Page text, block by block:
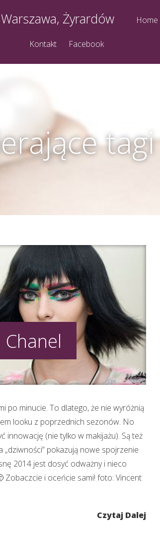
Żyrardów Home
Kontakt Facebook
po minucie. To dlatego, że nie wyróżnią
looku z poprzednich sezonów. No
innowację (nie tylko w makijażu). Są też
pokazują nowe spojrzenie
2014 jest dosyć odważny i nieco
Zobaczcie i oceńcie sami! foto: Vincent
Czytaj Dalej